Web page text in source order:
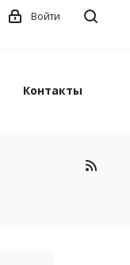
Войти
Контакты